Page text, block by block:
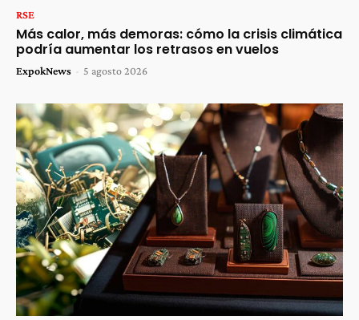
RSE
Más calor, más demoras: cómo la crisis climática
podría aumentar los retrasos en vuelos
ExpokNews - 5 agosto 2026